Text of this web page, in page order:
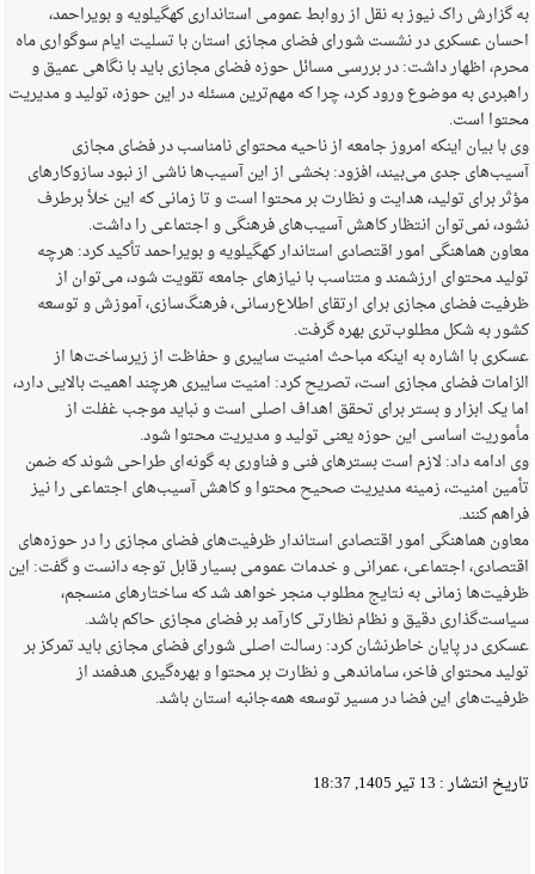
به گزارش راک نیوز به نقل از روابط عمومی استانداری کهگیلویه و بویراحمد،
احسان عسکری در نشست شورای فضای مجازی استان با تسلیت ایام سوگواری ماه
محرم، اظهار داشت: در بررسی مسائل حوزه فضای مجازی باید با نگاهی عمیق و
راهبردی به موضوع ورود کرد، چرا که مهم‌ترین مسئله در این حوزه، تولید و مدیریت
محتوا است.
وی با بیان اینکه امروز جامعه از ناحیه محتوای نامناسب در فضای مجازی
آسیب‌های جدی می‌بیند، افزود: بخشی از این آسیب‌ها ناشی از نبود سازوکارهای
مؤثر برای تولید، هدایت و نظارت بر محتوا است و تا زمانی که این خلأ برطرف
نشود، نمی‌توان انتظار کاهش آسیب‌های فرهنگی و اجتماعی را داشت.
معاون هماهنگی امور اقتصادی استاندار کهگیلویه و بویراحمد تأکید کرد: هرچه
تولید محتوای ارزشمند و متناسب با نیازهای جامعه تقویت شود، می‌توان از
ظرفیت فضای مجازی برای ارتقای اطلاع‌رسانی، فرهنگ‌سازی، آموزش و توسعه
کشور به شکل مطلوب‌تری بهره گرفت.
عسکری با اشاره به اینکه مباحث امنیت سایبری و حفاظت از زیرساخت‌ها از
الزامات فضای مجازی است، تصریح کرد: امنیت سایبری هرچند اهمیت بالایی دارد،
اما یک ابزار و بستر برای تحقق اهداف اصلی است و نباید موجب غفلت از
مأموریت اساسی این حوزه یعنی تولید و مدیریت محتوا شود.
وی ادامه داد: لازم است بسترهای فنی و فناوری به گونه‌ای طراحی شوند که ضمن
تأمین امنیت، زمینه مدیریت صحیح محتوا و کاهش آسیب‌های اجتماعی را نیز
فراهم کنند.
معاون هماهنگی امور اقتصادی استاندار ظرفیت‌های فضای مجازی را در حوزه‌های
اقتصادی، اجتماعی، عمرانی و خدمات عمومی بسیار قابل توجه دانست و گفت: این
ظرفیت‌ها زمانی به نتایج مطلوب منجر خواهد شد که ساختارهای منسجم،
سیاست‌گذاری دقیق و نظام نظارتی کارآمد بر فضای مجازی حاکم باشد.
عسکری در پایان خاطرنشان کرد: رسالت اصلی شورای فضای مجازی باید تمرکز بر
تولید محتوای فاخر، ساماندهی و نظارت بر محتوا و بهره‌گیری هدفمند از
ظرفیت‌های این فضا در مسیر توسعه همه‌جانبه استان باشد.
تاریخ انتشار : 13 تیر 1405, 18:37